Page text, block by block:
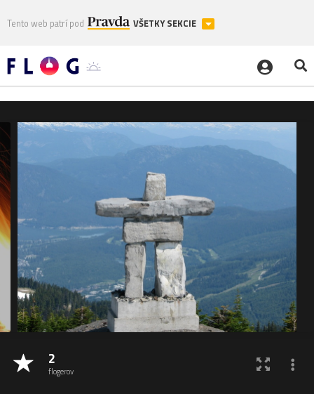
Tento web patrí pod VŠETKY SEKCIE
2
flogerov